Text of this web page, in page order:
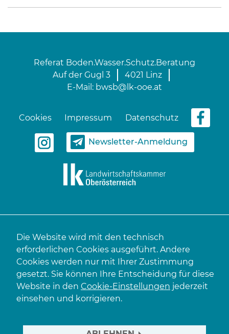
Referat Boden.Wasser.Schutz.Beratung
Auf der Gugl 3
4021 Linz
E-Mail: bwsb@lk-ooe.at
Cookies Impressum Datenschutz
Newsletter-Anmeldung
Die Website wird mit den technisch
erforderlichen Cookies ausgeführt. Andere
Cookies werden nur mit Ihrer Zustimmung
gesetzt. Sie können Ihre Entscheidung für diese
Website in den Cookie-Einstellungen jederzeit
einsehen und korrigieren.